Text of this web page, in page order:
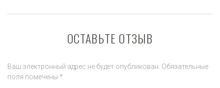
ОСТАВЬТЕ ОТЗЫВ
Ваш электронный адрес не будет опубликован. Обязательные
поля помечены *